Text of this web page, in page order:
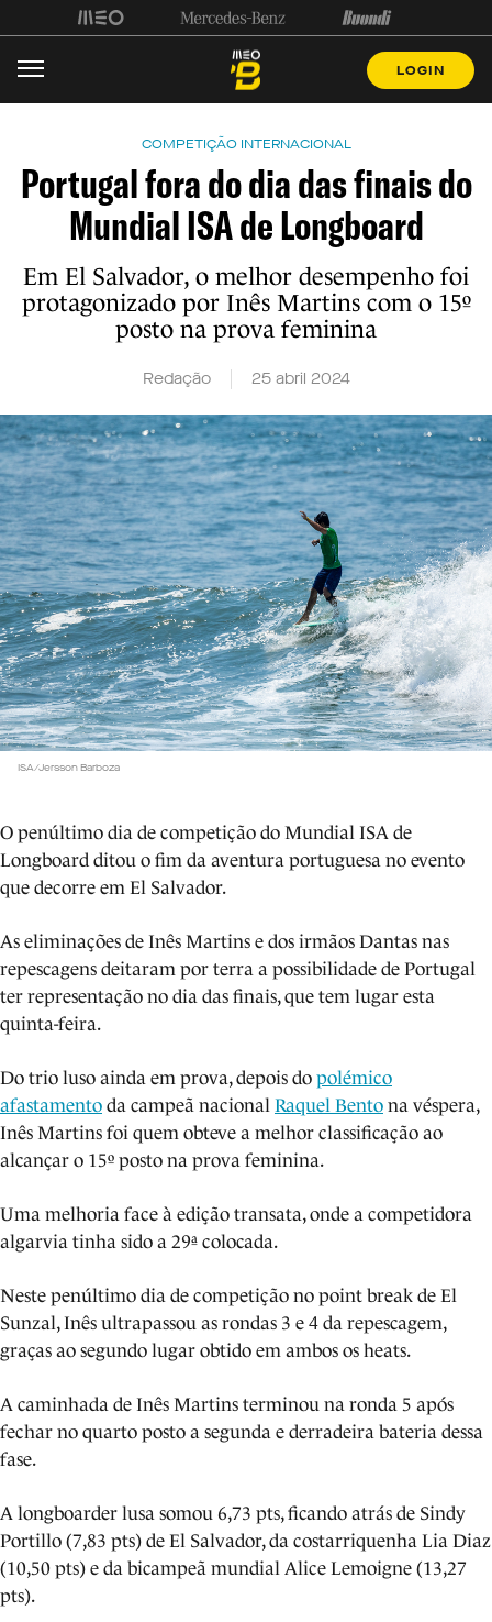
LOGIN
COMPETIÇÃO INTERNACIONAL
Portugal fora do dia das finais do
Mundial ISA de Longboard
Em El Salvador, o melhor desempenho foi
protagonizado por Inês Martins com o 15º
posto na prova feminina
Redação 25 abril 2024
ISA/Jersson Barboza
O penúltimo dia de competição do Mundial ISA de
Longboard ditou o fim da aventura portuguesa no evento
que decorre em El Salvador.
As eliminações de Inês Martins e dos irmãos Dantas nas
repescagens deitaram por terra a possibilidade de Portugal
ter representação no dia das finais, que tem lugar esta
quinta-feira.
Do trio luso ainda em prova, depois do polémico
afastamento da campeã nacional Raquel Bento na véspera,
Inês Martins foi quem obteve a melhor classificação ao
alcançar o 15º posto na prova feminina.
Uma melhoria face à edição transata, onde a competidora
algarvia tinha sido a 29ª colocada.
Neste penúltimo dia de competição no point break de El
Sunzal, Inês ultrapassou as rondas 3 e 4 da repescagem,
graças ao segundo lugar obtido em ambos os heats.
A caminhada de Inês Martins terminou na ronda 5 após
fechar no quarto posto a segunda e derradeira bateria dessa
fase.
A longboarder lusa somou 6,73 pts, ficando atrás de Sindy
Portillo (7,83 pts) de El Salvador, da costarriquenha Lia Diaz
(10,50 pts) e da bicampeã mundial Alice Lemoigne (13,27
pts).